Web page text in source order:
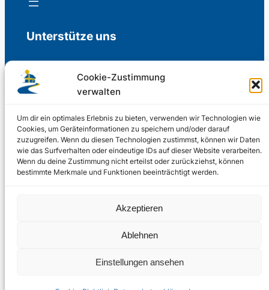
Cookie-Zustimmung
verwalten
Um dir ein optimales Erlebnis zu bieten, verwenden wir Technologien wie
Cookies, um Geräteinformationen zu speichern und/oder darauf
zuzugreifen. Wenn du diesen Technologien zustimmst, können wir Daten
wie das Surfverhalten oder eindeutige IDs auf dieser Website verarbeiten.
Wenn du deine Zustimmung nicht erteilst oder zurückziehst, können
bestimmte Merkmale und Funktionen beeinträchtigt werden.
Akzeptieren
Ablehnen
Einstellungen ansehen
Unterstütze uns
Freiwillige Spenden für die Aufrechterhaltung
Support us
© 2002 – 2026